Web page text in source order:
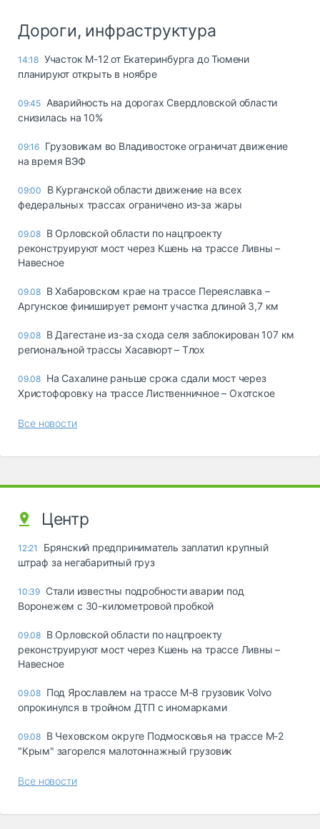
Дороги, инфраструктура
14:18 Участок М-12 от Екатеринбурга до Тюмени
планируют открыть в ноябре
09:45 Аварийность на дорогах Свердловской области
снизилась на 10%
09:16 Грузовикам во Владивостоке ограничат движение
на время ВЭФ
09:00
В Курганской области движение на всех
федеральных трассах ограничено из-за жары
09.08 В Орловской области по нацпроекту
реконструируют мост через Кшень на трассе Ливны –
Навесное
09.08 В Хабаровском крае на трассе Переяславка –
Аргунское финиширует ремонт участка длиной 3,7 км
09.08 В Дагестане из-за схода селя заблокирован 107 км
региональной трассы Хасавюрт – Тлох
09.08 На Сахалине раньше срока сдали мост через
Христофоровку на трассе Лиственничное – Охотское
Все новости
Центр
12:21
Брянский предприниматель заплатил крупный
штраф за негабаритный груз
10:39 Стали известны подробности аварии под
Воронежем с 30-километровой пробкой
09.08 В Орловской области по нацпроекту
реконструируют мост через Кшень на трассе Ливны –
Навесное
09.08 Под Ярославлем на трассе М-8 грузовик Volvo
опрокинулся в тройном ДТП с иномарками
09.08 В Чеховском округе Подмосковья на трассе М-2
"Крым" загорелся малотоннажный грузовик
Все новости